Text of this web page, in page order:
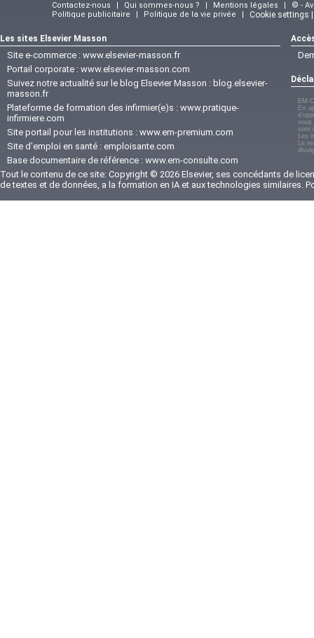
Contactez-nous | Qui sommes-nous ? | Mentions légales |
© -
Politique publicitaire
| Politique de la vie privée | Cookie settings
Les sites Elsevier Masson
Site e-commerce : www.elsevier-masson.fr
Portail corporate : www.elsevier-masson.com
Suivez notre actualité sur le blog Elsevier Masson : blog.elsevier-
masson.fr
Plateforme de formation des infirmier(e)s : www.pratique-
infirmiere.com
Site portail pour les institutions : www.em-premium.com
Site d'emploi en santé : emploisante.com
Base documentaire de référence : www.em-consulte.com
EM-
En
vous
sont
Les
Le
Tout le contenu de ce site: Copyright © 2026 Elsevier, ses concédants de
de textes et de données, a la formation en IA et aux technologies similaires.